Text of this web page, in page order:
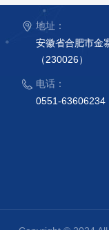
地址：
安徽省合肥市金
（230026）
电话：
0551-63606234